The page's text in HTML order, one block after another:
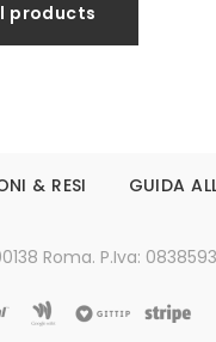
products
& RESI GUIDA
Roma. P.Iva: